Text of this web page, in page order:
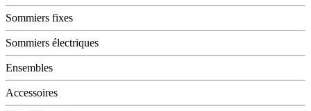
Sommiers fixes
Sommiers électriques
Ensembles
Accessoires